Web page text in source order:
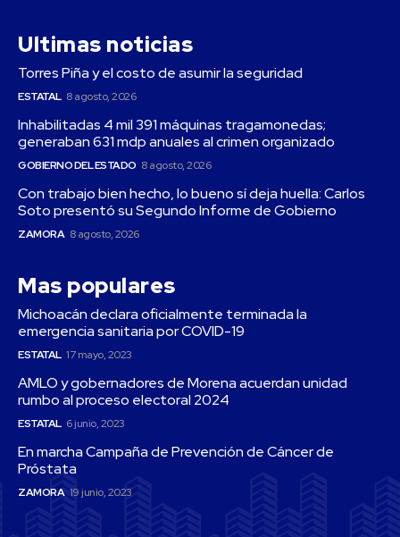
Ultimas noticias
Torres Piña y el costo de asumir la seguridad
ESTATAL 8 agosto, 2026
Inhabilitadas 4 mil 391 máquinas tragamonedas;
generaban 631 mdp anuales al crimen organizado
GOBIERNO DEL ESTADO 8 agosto, 2026
Con trabajo bien hecho, lo bueno sí deja huella: Carlos
Soto presentó su Segundo Informe de Gobierno
ZAMORA 8 agosto, 2026
Mas populares
Michoacán declara oficialmente terminada la
emergencia sanitaria por COVID-19
ESTATAL 17 mayo, 2023
AMLO y gobernadores de Morena acuerdan unidad
rumbo al proceso electoral 2024
ESTATAL 6 junio, 2023
En marcha Campaña de Prevención de Cáncer de
Próstata
ZAMORA 19 junio, 2023